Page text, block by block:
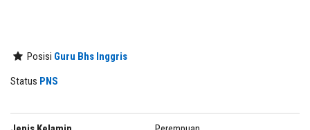
Posisi Guru Bhs Inggris
Status PNS